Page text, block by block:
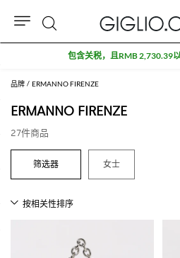
品牌 ERMANNO FIRENZE
ERMANNO FIRENZE
27件商品
女士